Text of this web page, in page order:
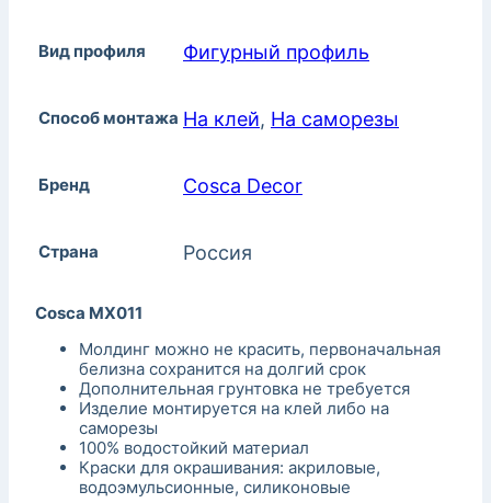
Вид профиля Фигурный профиль
Способ монтажа На клей, На саморезы
Бренд Cosca Decor
Страна Россия
Cosca MX011
Молдинг можно не красить, первоначальная
белизна сохранится на долгий срок
Дополнительная грунтовка не требуется
Изделие монтируется на клей либо на
саморезы
100% водостойкий материал
Краски для окрашивания: акриловые,
водоэмульсионные, силиконовые